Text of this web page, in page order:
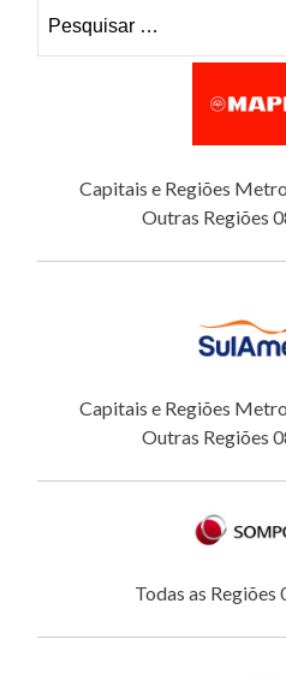
Capitais e Regiões
Outras Regiões
Capitais e Regiões
Outras Regiões
Todas as